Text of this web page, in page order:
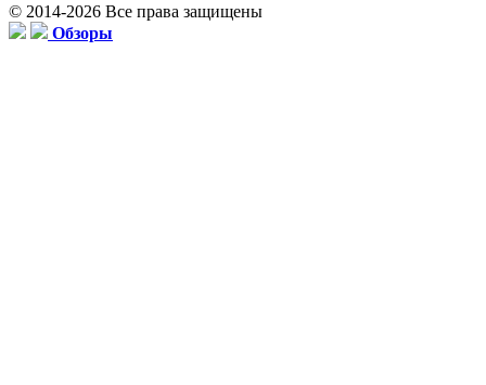
© 2014-2026 Все права защищены
Обзоры